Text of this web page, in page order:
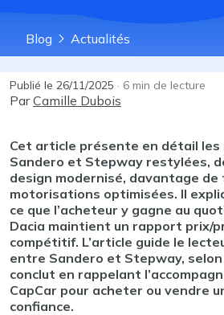
Blog Actualités
Publié le 26/11/2025 · 6 min de lecture
ParCamille Dubois
Cet article présente en détail les
Sandero et Stepway restylées,
design modernisé, davantage
motorisations optimisées. Il
ce que l’acheteur y gagne au
Dacia maintient un rapport prix/
compétitif. L’article guide le
entre Sandero et Stepway, selon
conclut en rappelant
CapCar pour acheter ou vendre
confiance.